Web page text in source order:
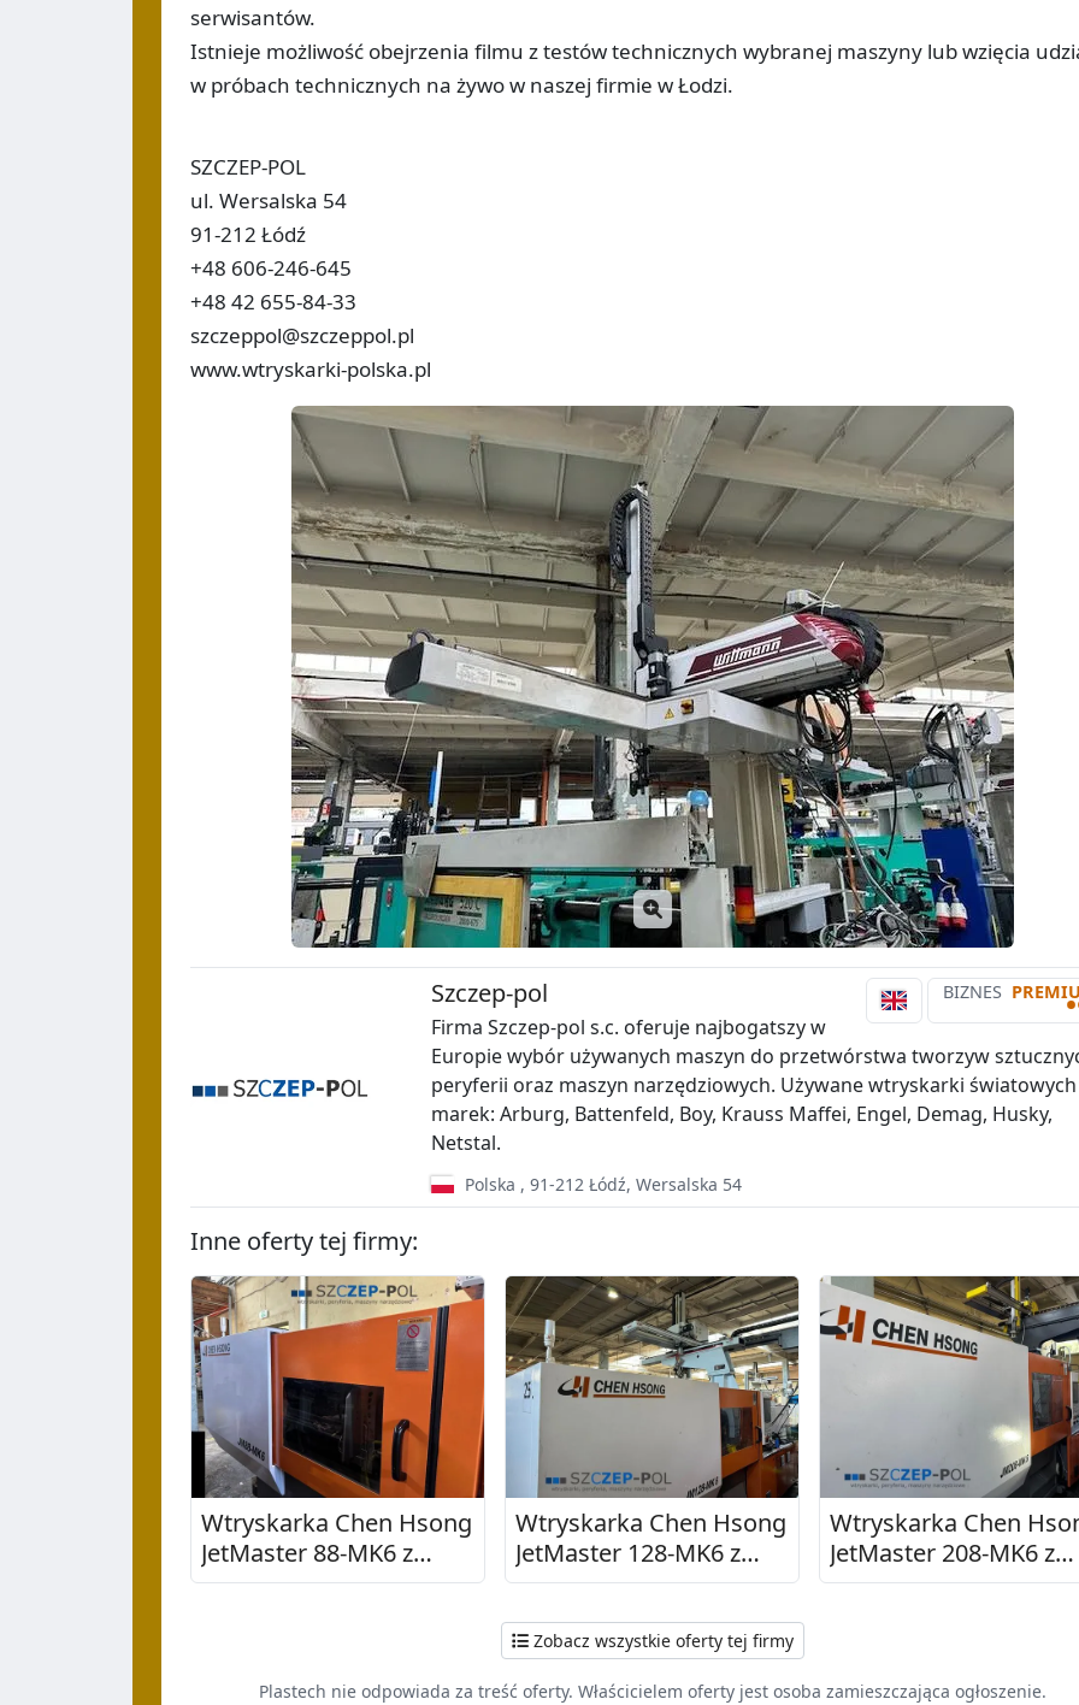
serwisantów.
Istnieje możliwość obejrzenia filmu z testów technicznych wybranej maszyny lub wzięcia
w próbach technicznych na żywo w naszej firmie w Łodzi.
SZCZEP-POL
ul. Wersalska 54
91-212 Łódź
+48 606-246-645
+48 42 655-84-33
szczeppol@szczeppol.pl
www.wtryskarki-polska.pl
BIZNES
Szczep-pol
Firma Szczep-pol s.c. oferuje najbogatszy w
Europie wybór używanych maszyn do przetwórstwa tworzyw
peryferii oraz maszyn narzędziowych. Używane wtryskarki światowych
marek: Arburg, Battenfeld, Boy, Krauss Maffei, Engel, Demag, Husky,
Netstal.
Polska , 91-212 Łódź, Wersalska 54
Inne oferty tej firmy:
Wtryskarka Chen Hsong
JetMaster 88-MK6 z
robotem Sepro
Wtryskarka Chen Hsong
JetMaster 128-MK6 z
robotem Samfacc -
128T, 2021
Wtryskarka Chen
JetMaster 208-MK6 z
robotem Samfacc,
Zobacz wszystkie oferty tej firmy
Plastech nie odpowiada za treść oferty. Właścicielem oferty jest osoba zamieszczająca ogłoszenie.